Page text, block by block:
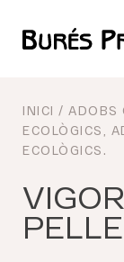
INICI / ADOBS
ECOLÒGICS
ECOLÒGICS .